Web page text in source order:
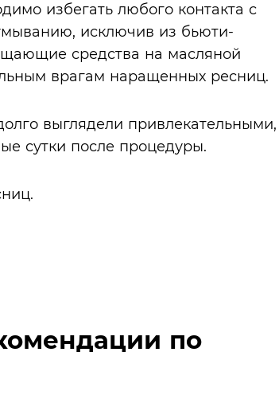
избегать любого контакта с
исключив из бьюти-
средства на масляной
врагам наращенных ресниц.
выглядели привлекательными,
сутки после процедуры.
по